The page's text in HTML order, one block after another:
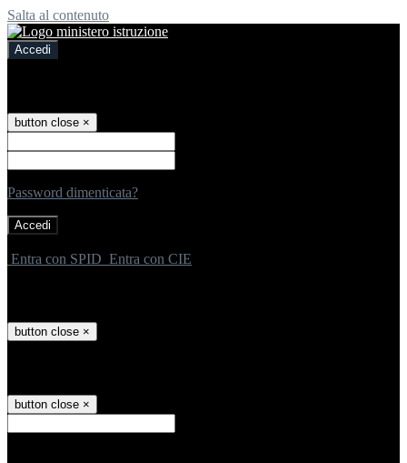
Salta al contenuto
Accedi
button close ×
Password dimenticata?
Entra con SPID Entra con CIE
button close ×
button close ×